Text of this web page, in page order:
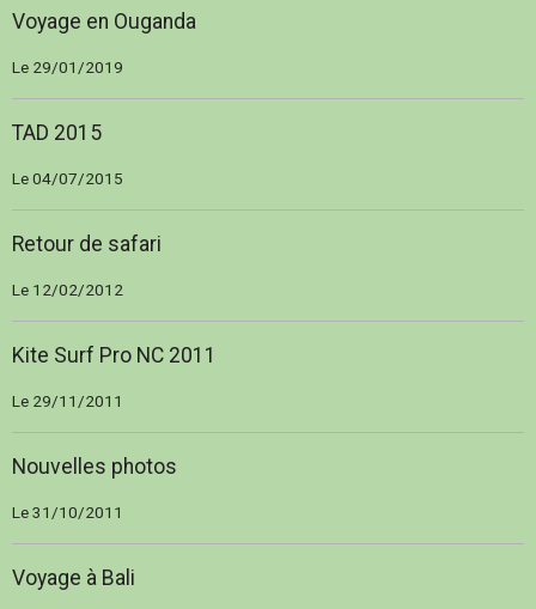
Voyage en Ouganda
Le 29/01/2019
TAD 2015
Le 04/07/2015
Retour de safari
Le 12/02/2012
Kite Surf Pro NC 2011
Le 29/11/2011
Nouvelles photos
Le 31/10/2011
Voyage à Bali